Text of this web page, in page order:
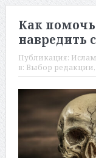
Как
навредить
Публикация:
в: Выбор редакции,